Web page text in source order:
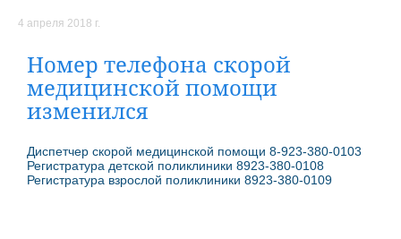
4 апреля 2018 г.
Номер телефона скорой
медицинской помощи
изменился
Диспетчер скорой медицинской помощи 8-923-380-0103
Регистратура детской поликлиники 8923-380-0108
Регистратура взрослой поликлиники 8923-380-0109